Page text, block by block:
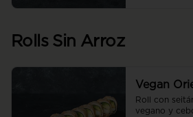
Rolls Sin Arroz
Vegan
Roll con
vegano y